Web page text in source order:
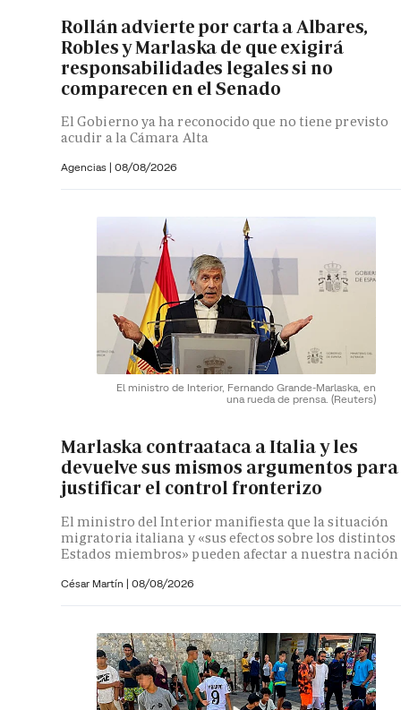
Rollán advierte por carta a Albares,
Robles y Marlaska de que exigirá
responsabilidades legales si no
comparecen en el Senado
El Gobierno ya ha reconocido que no tiene previsto
acudir a la Cámara Alta
Agencias | 08/08/2026
El ministro de Interior, Fernando Grande-Marlaska, en
una rueda de prensa. (Reuters)
Marlaska contraataca a Italia y les
devuelve sus mismos argumentos para
justificar el control fronterizo
El ministro del Interior manifiesta que la situación
migratoria italiana y «sus efectos sobre los distintos
Estados miembros» pueden afectar a nuestra nación
César Martín | 08/08/2026